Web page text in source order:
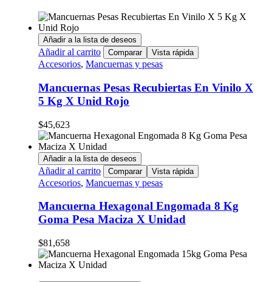
Añadir a la lista de deseos
Añadir al carrito Comparar Vista rápida
Accesorios, Mancuernas y pesas
Mancuernas Pesas Recubiertas En Vinilo X
5 Kg X Unid Rojo
$45,623
Añadir a la lista de deseos
Añadir al carrito Comparar Vista rápida
Accesorios, Mancuernas y pesas
Mancuerna Hexagonal Engomada 8 Kg
Goma Pesa Maciza X Unidad
$81,658